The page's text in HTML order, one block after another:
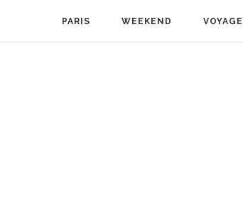
PARIS WEEKEND